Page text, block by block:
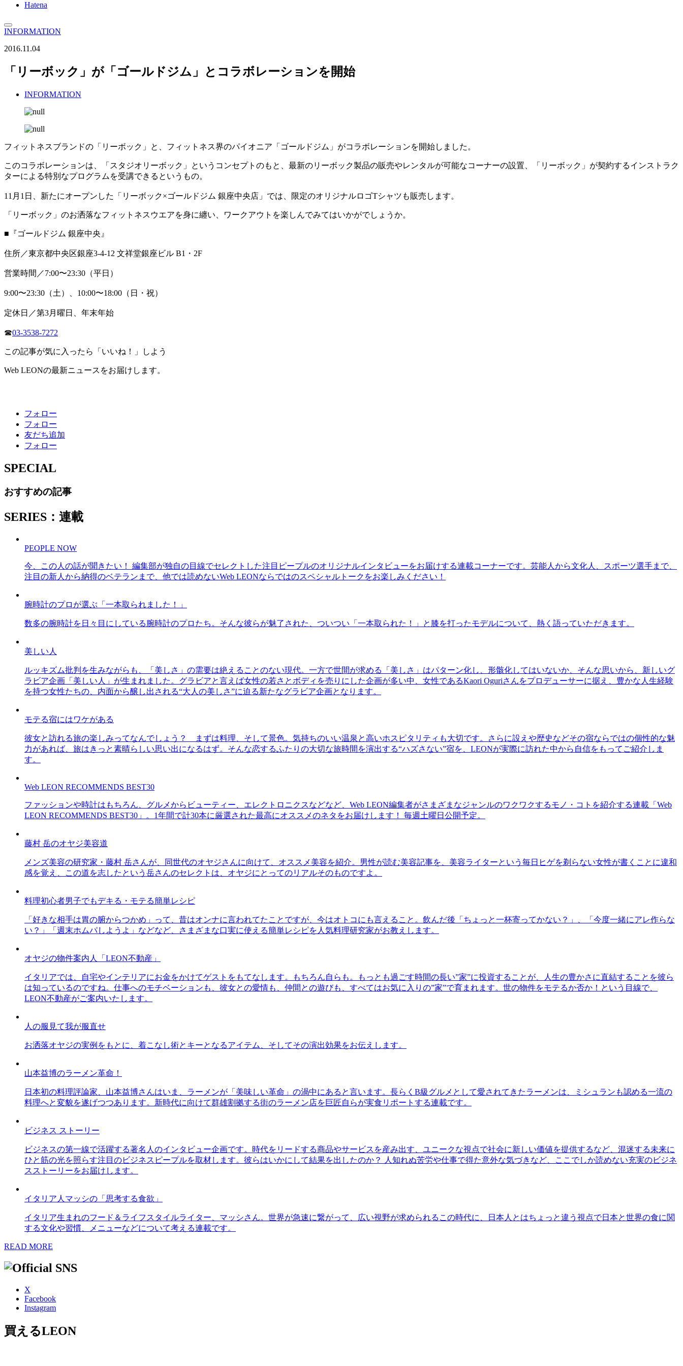
Hatena
INFORMATION
2016.11.04
「リーボック」が「ゴールドジム」とコラボレーションを開始
INFORMATION
フィットネスブランドの「リーボック」と、フィットネス界のパイオニア「ゴールドジム」がコラボレーションを開始しました。
このコラボレーションは、「スタジオリーボック」というコンセプトのもと、最新のリーボック製品の販売やレンタルが可能なコーナーの設置、「リーボック」が契約するインストラク
ターによる特別なプログラムを受講できるというもの。
11月1日、新たにオープンした「リーボック×ゴールドジム 銀座中央店」では、限定のオリジナルロゴTシャツも販売します。
「リーボック」のお洒落なフィットネスウエアを身に纏い、ワークアウトを楽しんでみてはいかがでしょうか。
■『ゴールドジム 銀座中央』
住所／東京都中央区銀座3-4-12 文祥堂銀座ビル B1・2F
営業時間／7:00〜23:30（平日）
9:00〜23:30（土）、10:00〜18:00（日・祝）
定休日／第3月曜日、年末年始
☎03-3538-7272
この記事が気に入ったら「いいね！」しよう
Web LEONの最新ニュースをお届けします。
フォロー
フォロー
友だち追加
フォロー
SPECIAL
おすすめの記事
SERIES：連載
PEOPLE NOW
今、この人の話が聞きたい！ 編集部が独自の目線でセレクトした注目ピープルのオリジナルインタビューをお届けする連載コーナーです。芸能人から文化人、スポーツ選手まで、
注目の新人から納得のベテランまで、他では読めないWeb LEONならではのスペシャルトークをお楽しみください！
腕時計のプロが選ぶ「一本取られました！」
数多の腕時計を日々目にしている腕時計のプロたち。そんな彼らが魅了された、ついつい「一本取られた！」と膝を打ったモデルについて、熱く語っていただきます。
美しい人
ルッキズム批判を生みながらも、「美しさ」の需要は絶えることのない現代。一方で世間が求める「美しさ」はパターン化し、形骸化してはいないか、そんな思いから、新しいグ
ラビア企画「美しい人」が生まれました。グラビアと言えば女性の若さとボディを売りにした企画が多い中、女性であるKaori Oguriさんをプロデューサーに据え、豊かな人生経験
を持つ女性たちの、内面から醸し出される“大人の美しさ”に迫る新たなグラビア企画となります。
モテる宿にはワケがある
彼女と訪れる旅の楽しみってなんでしょう？ まずは料理、そして景色。気持ちのいい温泉と高いホスピタリティも大切です。さらに設えや歴史などその宿ならではの個性的な魅
力があれば、旅はきっと素晴らしい思い出になるはず。そんな恋するふたりの大切な旅時間を演出する“ハズさない”宿を、LEONが実際に訪れた中から自信をもってご紹介しま
す。
Web LEON RECOMMENDS BEST30
ファッションや時計はもちろん、グルメからビューティー、エレクトロニクスなどなど、Web LEON編集者がさまざまなジャンルのワクワクするモノ・コトを紹介する連載「Web
LEON RECOMMENDS BEST30」。1年間で計30本に厳選された最高にオススメのネタをお届けします！ 毎週土曜日公開予定。
藤村 岳のオヤジ美容道
メンズ美容の研究家・藤村 岳さんが、同世代のオヤジさんに向けて、オススメ美容を紹介。男性が読む美容記事を、美容ライターという毎日ヒゲを剃らない女性が書くことに違和
感を覚え、この道を志したという岳さんのセレクトは、オヤジにとってのリアルそのものですよ。
料理初心者男子でもデキる・モテる簡単レシピ
「好きな相手は胃の腑からつかめ」って、昔はオンナに言われてたことですが、今はオトコにも言えること。飲んだ後「ちょっと一杯寄ってかない？」、「今度一緒にアレ作らな
い？」「週末ホムパしようよ」などなど、さまざまな口実に使える簡単レシピを人気料理研究家がお教えします。
オヤジの物件案内人「LEON不動産」
イタリアでは、自宅やインテリアにお金をかけてゲストをもてなします。もちろん自らも。もっとも過ごす時間の長い”家”に投資することが、人生の豊かさに直結することを彼ら
は知っているのですね。仕事へのモチベーションも、彼女との愛情も、仲間との遊びも、すべてはお気に入りの”家”で育まれます。世の物件をモテるか否か！という目線で、
LEON不動産がご案内いたします。
人の服見て我が服直せ
お洒落オヤジの実例をもとに、着こなし術とキーとなるアイテム、そしてその演出効果をお伝えします。
山本益博のラーメン革命！
日本初の料理評論家、山本益博さんはいま、ラーメンが「美味しい革命」の渦中にあると言います。長らくB級グルメとして愛されてきたラーメンは、ミシュランも認める一流の
料理へと変貌を遂げつつあります。新時代に向けて群雄割拠する街のラーメン店を巨匠自らが実食リポートする連載です。
ビジネス ストーリー
ビジネスの第一線で活躍する著名人のインタビュー企画です。時代をリードする商品やサービスを産み出す、ユニークな視点で社会に新しい価値を提供するなど、混迷する未来に
ひと筋の光を照らす注目のビジネスピープルを取材します。彼らはいかにして結果を出したのか？ 人知れぬ苦労や仕事で得た意外な気づきなど、ここでしか読めない充実のビジネ
スストーリーをお届けします。
イタリア人マッシの「思考する食欲」
イタリア生まれのフード＆ライフスタイルライター、マッシさん。世界が急速に繋がって、広い視野が求められるこの時代に、日本人とはちょっと違う視点で日本と世界の食に関
する文化や習慣、メニューなどについて考える連載です。
READ MORE
X
Facebook
Instagram
買えるLEON